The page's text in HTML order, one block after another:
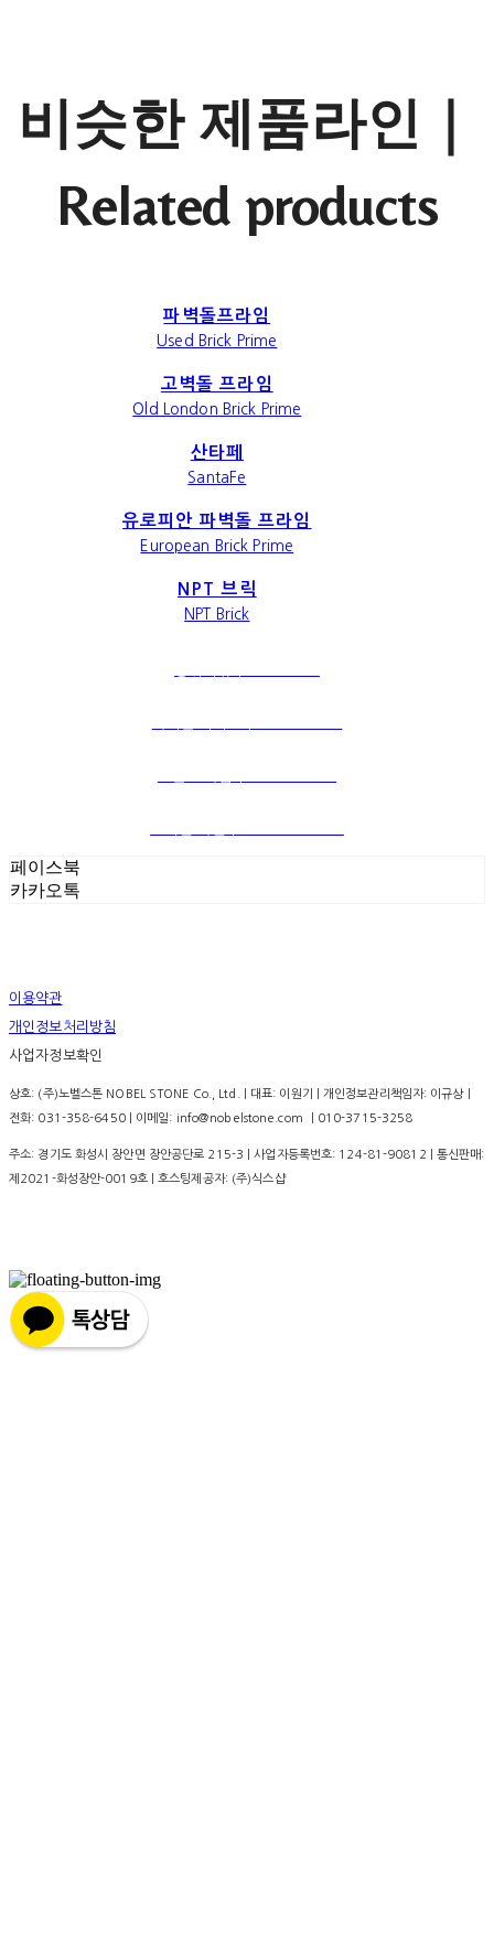
비슷한 제품라인｜
Related products
파벽돌프라임
Used Brick Prime
고벽돌 프라임
Old London Brick Prime
산타페
SantaFe
유로피안 파벽돌 프라임
European Brick Prime
NPT 브릭
NPT Brick
페이스북
카카오톡
이용약관
개인정보처리방침
사업자정보확인
상호: (주)노벨스톤 NOBEL STONE Co., Ltd. | 대표: 이원기 | 개인정보관리책임자: 이규상 |
전화: 031-358-6450 | 이메일: info@nobelstone.com ｜010-3715-3258
주소: 경기도 화성시 장안면 장안공단로 215-3 | 사업자등록번호: 124-81-90812 | 통신판매:
제2021-화성장안-0019호| 호스팅제공자: (주)식스샵